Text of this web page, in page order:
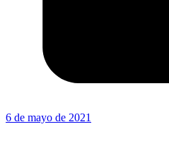
6 de mayo de 2021